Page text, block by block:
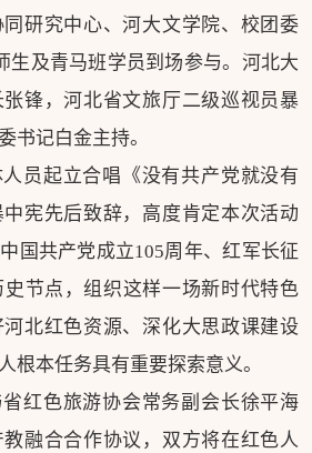
研究中心、河大文学院、校团委
生及青马班学员到场参与。河北大
锋，河北省文旅厅二级巡视员暴
书记白金主持。
员起立合唱《没有共产党就没有
宪先后致辞，高度肯定本次活动
国共产党成立105周年、红军长征
节点，组织这样一场新时代特色
北红色资源、深化大思政课建设
根本任务具有重要探索意义。
红色旅游协会常务副会长徐平海
融合合作协议，双方将在红色人